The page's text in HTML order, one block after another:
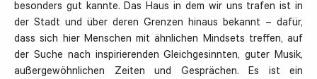
besonders gut kannte. Das Haus in dem wir uns trafen ist in
der Stadt und über deren Grenzen hinaus bekannt – dafür,
dass sich hier Menschen mit ähnlichen Mindsets treffen, auf
der Suche nach inspirierenden Gleichgesinnten, guter Musik,
außergewöhnlichen Zeiten und Gesprächen. Es ist ein